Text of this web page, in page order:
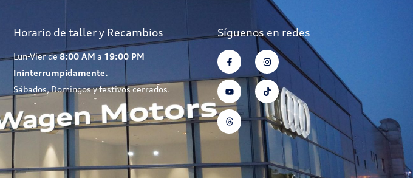
Horario de taller y Recambios
Lun-Vier de8:00 AM a 19:00 PM
Ininterrumpidamente.
Sábados, Domingos y festivos cerrados.
Síguenos en redes